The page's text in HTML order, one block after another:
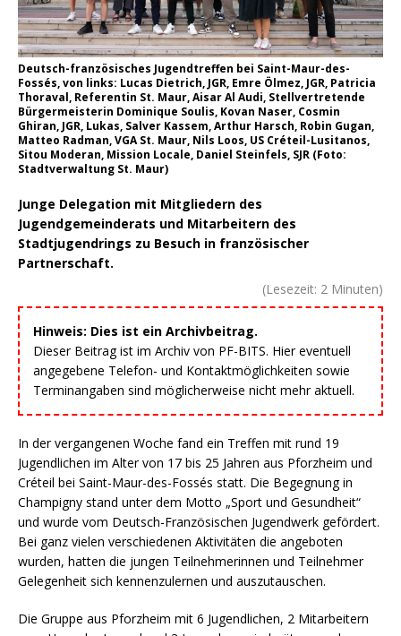
Deutsch-französisches Jugendtreffen bei Saint-Maur-des-
Fossés, von links: Lucas Dietrich, JGR, Emre Ölmez, JGR, Patricia
Thoraval, Referentin St. Maur, Aisar Al Audi, Stellvertretende
Bürgermeisterin Dominique Soulis, Kovan Naser, Cosmin
Ghiran, JGR, Lukas, Salver Kassem, Arthur Harsch, Robin Gugan,
Matteo Radman, VGA St. Maur, Nils Loos, US Créteil-Lusitanos,
Sitou Moderan, Mission Locale, Daniel Steinfels, SJR (Foto:
Stadtverwaltung St. Maur)
Junge Delegation mit Mitgliedern des
Jugendgemeinderats und Mitarbeitern des
Stadtjugendrings zu Besuch in französischer
Partnerschaft.
(Lesezeit: 2 Minuten)
Hinweis: Dies ist ein Archivbeitrag.
Dieser Beitrag ist im Archiv von PF-BITS. Hier eventuell
angegebene Telefon- und Kontaktmöglichkeiten sowie
Terminangaben sind möglicherweise nicht mehr aktuell.
In der vergangenen Woche fand ein Treffen mit rund 19
Jugendlichen im Alter von 17 bis 25 Jahren aus Pforzheim und
Créteil bei Saint-Maur-des-Fossés statt. Die Begegnung in
Champigny stand unter dem Motto „Sport und Gesundheit“
und wurde vom Deutsch-Französischen Jugendwerk gefördert.
Bei ganz vielen verschiedenen Aktivitäten die angeboten
wurden, hatten die jungen Teilnehmerinnen und Teilnehmer
Gelegenheit sich kennenzulernen und auszutauschen.
Die Gruppe aus Pforzheim mit 6 Jugendlichen, 2 Mitarbeitern